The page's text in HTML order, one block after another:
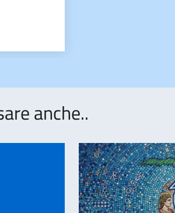
PER L’ACCADEMIA D’ARTI E
anche..